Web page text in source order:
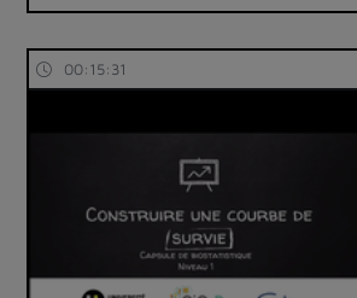
00:15:31